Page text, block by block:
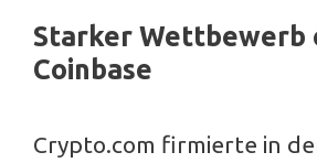
Starker
Coinbase
Crypto.com firmierte in